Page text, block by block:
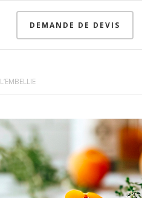
DEMANDE DE DEVIS
L’EMBELLIE